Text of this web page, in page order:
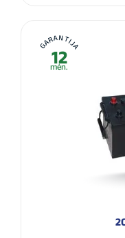
GARANTIJA
12
mėn.